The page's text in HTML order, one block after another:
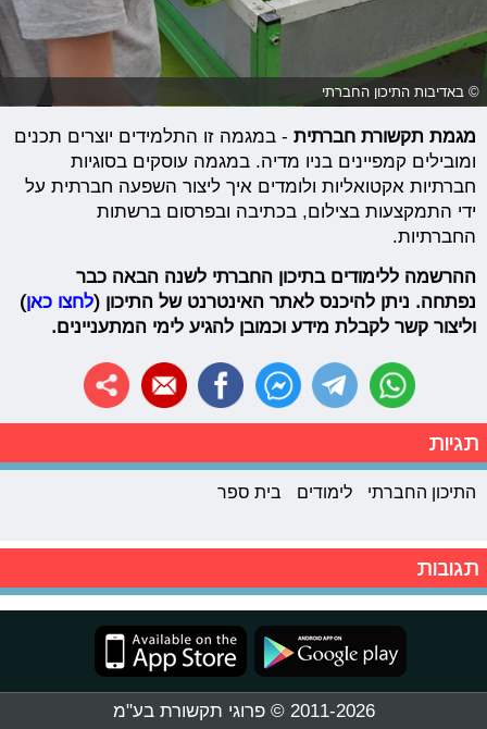
© באדיבות התיכון החברתי
מגמת תקשורת חברתית - במגמה זו התלמידים יוצרים תכנים
ומובילים קמפיינים בניו מדיה. במגמה עוסקים בסוגיות
חברתיות אקטואליות ולומדים איך ליצור השפעה חברתית על
ידי התמקצעות בצילום, בכתיבה ובפרסום ברשתות
החברתיות.
ההרשמה ללימודים בתיכון החברתי לשנה הבאה כבר
נפתחה. ניתן להיכנס לאתר האינטרנט של התיכון (לחצו כאן)
וליצור קשר לקבלת מידע וכמובן להגיע לימי המתעניינים.
תגיות
התיכון החברתי לימודים בית ספר
תגובות
2011-2026 © פרוגי תקשורת בע"מ